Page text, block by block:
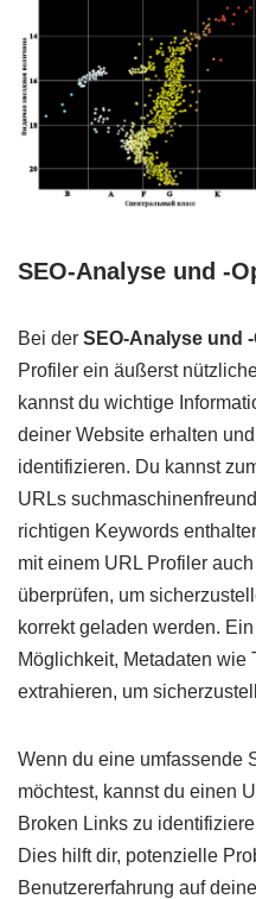
SEO-Analyse und -
Bei der SEO-Analyse und
Profiler ein äußerst
kannst du wichtige
deiner Website erhalten
identifizieren. Du kannst
URLs
richtigen Keywords
mit einem URL Profiler
überprüfen, um
korrekt geladen werden.
Möglichkeit, Metadaten wie
extrahieren, um
Wenn du eine umfassende
möchtest, kannst du einen
Broken Links zu
Dies hilft dir, potenzielle
Benutzererfahrung auf